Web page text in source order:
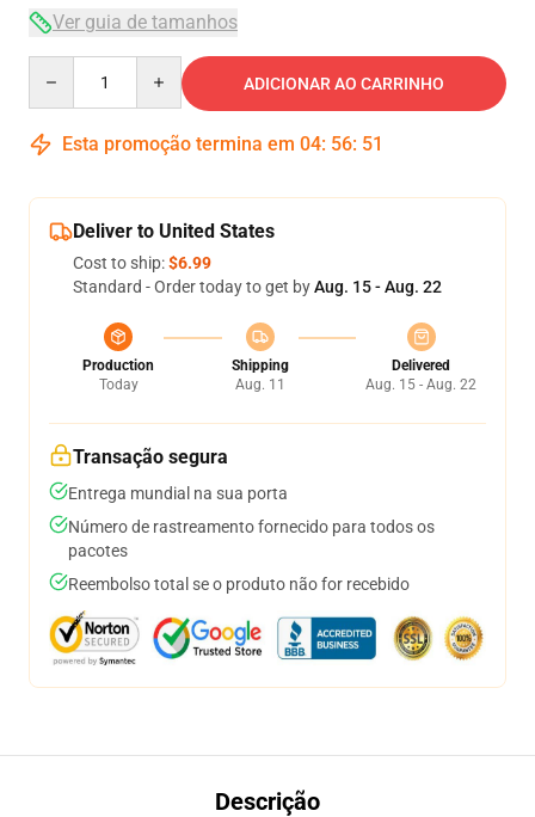
Ver guia de tamanhos
ADICIONAR AO CARRINHO
Esta promoção termina em 04: 56: 51
Deliver to United States
Cost to ship:$6.99
Standard - Order today to get byAug. 15 - Aug. 22
Production
Today
Shipping
Aug. 11
Delivered
Aug. 15 - Aug. 22
Transação segura
Entrega mundial na sua porta
Número de rastreamento fornecido para todos os
pacotes
Reembolso total se o produto não for recebido
Descrição